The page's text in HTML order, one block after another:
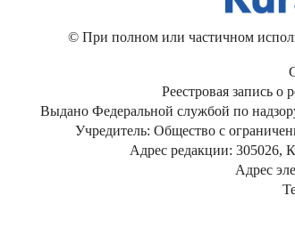
© При полном или частичном
Реестровая запись
Выдано Федеральной службой по
Учредитель: Общество с
Адрес редакции: 305026,
Адрес